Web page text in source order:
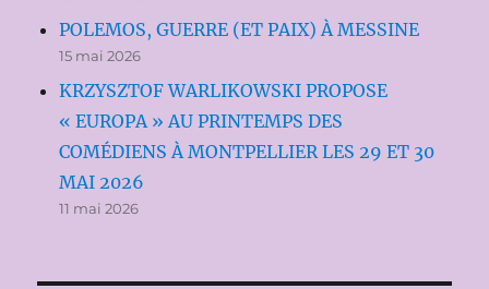
POLEMOS, GUERRE (ET PAIX) À MESSINE
15 mai 2026
KRZYSZTOF WARLIKOWSKI PROPOSE
« EUROPA » AU PRINTEMPS DES
COMÉDIENS À MONTPELLIER LES 29 ET 30
MAI 2026
11 mai 2026